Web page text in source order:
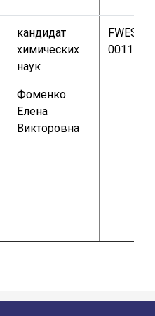
кандидат
химических
наук
Фоменко
Елена
Викторовна
FWES-
0011